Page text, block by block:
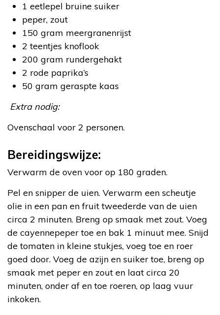
1 eetlepel bruine suiker
peper, zout
150 gram meergranenrijst
2 teentjes knoflook
200 gram rundergehakt
2 rode paprika’s
50 gram geraspte kaas
Extra nodig:
Ovenschaal voor 2 personen.
Bereidingswijze:
Verwarm de oven voor op 180 graden.
Pel en snipper de uien. Verwarm een scheutje
olie in een pan en fruit tweederde van de uien
circa 2 minuten. Breng op smaak met zout. Voeg
de cayennepeper toe en bak 1 minuut mee. Snijd
de tomaten in kleine stukjes, voeg toe en roer
goed door. Voeg de azijn en suiker toe, breng op
smaak met peper en zout en laat circa 20
minuten, onder af en toe roeren, op laag vuur
inkoken.